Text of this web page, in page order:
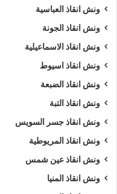
ونش انقاذ العباسية
ونش انقاذ الجونة
ونش انقاذ الاسماعيلية
ونش انقاذ اسيوط
ونش انقاذ الضبعة
ونش انقاذ التبة
ونش انقاذ جسر السويس
ونش انقاذ المريوطية
ونش انقاذ عين شمس
ونش انقاذ المنيا